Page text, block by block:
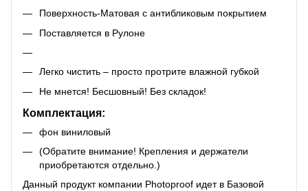
Поверхность-Матовая с антибликовым покрытием
Поставляется в Рулоне
Легко чистить – просто протрите влажной губкой
Не мнется! Бесшовный! Без складок!
Комплектация:
фон виниловый
(Обратите внимание! Крепления и держатели
приобретаются отдельно.)
Данный продукт компании Photoproof идет в Базовой